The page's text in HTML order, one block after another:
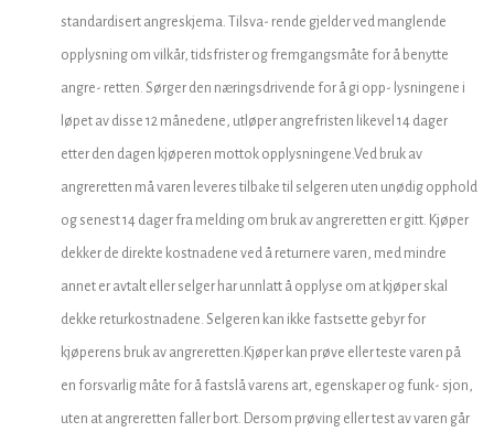
standardisert angreskjema. Tilsva- rende gjelder ved manglende
opplysning om vilkår, tidsfrister og fremgangsmåte for å benytte
angre- retten. Sørger den næringsdrivende for å gi opp- lysningene i
løpet av disse 12 månedene, utløper angrefristen likevel 14 dager
etter den dagen kjøperen mottok opplysningene.Ved bruk av
angreretten må varen leveres tilbake til selgeren uten unødig opphold
og senest 14 dager fra melding om bruk av angreretten er gitt. Kjøper
dekker de direkte kostnadene ved å returnere varen, med mindre
annet er avtalt eller selger har unnlatt å opplyse om at kjøper skal
dekke returkostnadene. Selgeren kan ikke fastsette gebyr for
kjøperens bruk av angreretten.Kjøper kan prøve eller teste varen på
en forsvarlig måte for å fastslå varens art, egenskaper og funk- sjon,
uten at angreretten faller bort. Dersom prøving eller test av varen går